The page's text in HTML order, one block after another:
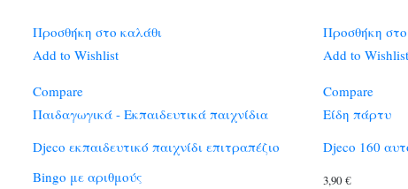
Προσθήκη στο καλάθι
Add to Wishlist
Compare
Παιδαγωγικά - Εκπαιδευτικά παιχνίδια
Djeco εκπαιδευτικό παιχνίδι επιτραπέζιο
Bingo με αριθμούς
Προσθήκη
Add to Wishlist
Compare
Είδη πάρτυ
Djeco 160
3,90€